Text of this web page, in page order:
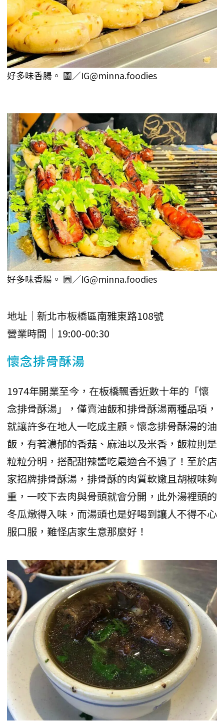
好多味香腸。 圖／IG@minna.foodies
好多味香腸。 圖／IG@minna.foodies
地址｜新北市板橋區南雅東路108號
營業時間｜19:00-00:30
懷念排骨酥湯
1974年開業至今，在板橋飄香近數十年的「懷
念排骨酥湯」，僅賣油飯和排骨酥湯兩種品項，
就讓許多在地人一吃成主顧。懷念排骨酥湯的油
飯，有著濃郁的香菇、麻油以及米香，飯粒則是
粒粒分明，搭配甜辣醬吃最適合不過了！至於店
家招牌排骨酥湯，排骨酥的肉質軟嫩且胡椒味夠
重，一咬下去肉與骨頭就會分開，此外湯裡頭的
冬瓜燉得入味，而湯頭也是好喝到讓人不得不心
服口服，難怪店家生意那麼好！